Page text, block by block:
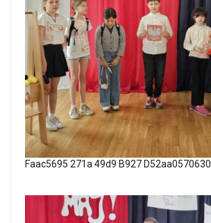
Faac5695 271a 49d9 B927 D52aa0570630